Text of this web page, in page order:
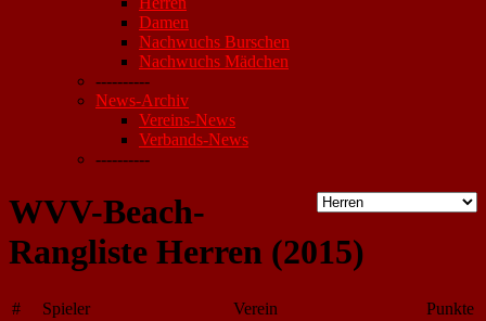
Damen
Nachwuchs Burschen
Nachwuchs Mädchen
----------
News-Archiv
Vereins-News
Verbands-News
----------
WVV-Beach-
Rangliste Herren (2015)
# Spieler Verein
Punkte